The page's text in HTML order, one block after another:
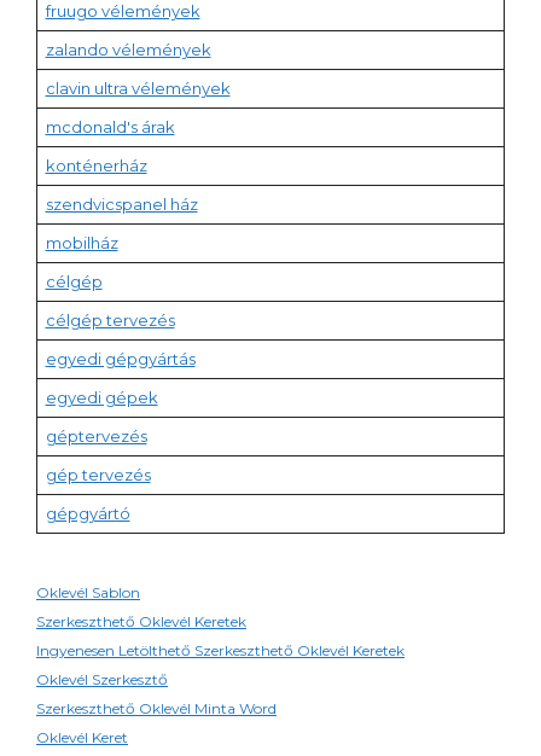
fruugo vélemények
zalando vélemények
clavin ultra vélemények
mcdonald's árak
konténerház
szendvicspanel ház
mobilház
célgép
célgép tervezés
egyedi gépgyártás
egyedi gépek
géptervezés
gép tervezés
gépgyártó
Oklevél Sablon
Szerkeszthető Oklevél Keretek
Ingyenesen Letölthető Szerkeszthető Oklevél Keretek
Oklevél Szerkesztő
Szerkeszthető Oklevél Minta Word
Oklevél Keret